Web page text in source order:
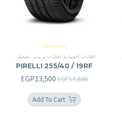
اطارات السيارة اطارات بريمير تشغيل شقة
PIRELLI 255/40 / 19RF
EGP17,500
السعر
هو:
EGP13,500
Add To Cart